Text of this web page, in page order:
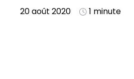
20 août 2020 1 minute